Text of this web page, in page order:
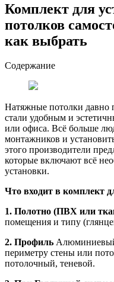
Комплект для
потолков
как выбрать
Содержание
Натяжные потолки давно
стали удобным и
или офиса. Всё больше
монтажников и
этого производители
которые включают всё
установки.
Что входит в комплект
1. Полотно (ПВХ или
помещения и типу
2. Профиль
периметру стены или
потолочный, теневой.